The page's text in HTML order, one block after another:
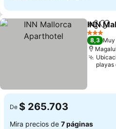
INN
3 Estrellas
8,3
playas
De $ 265.703
Mira precios de 7 páginas